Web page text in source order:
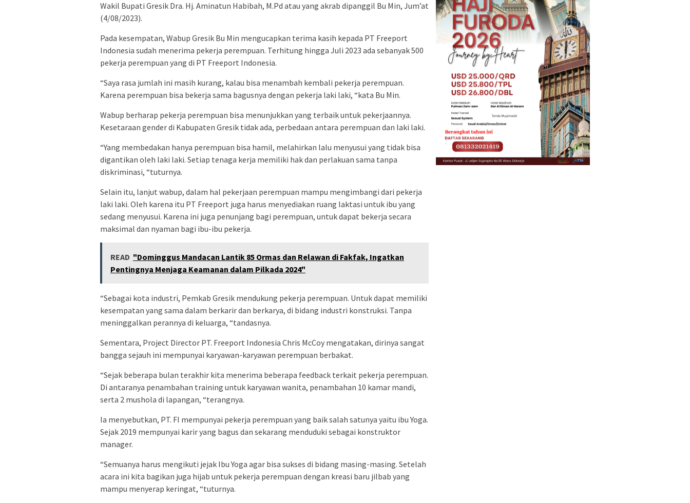
Wakil Bupati Gresik Dra. Hj. Aminatun Habibah, M.Pd atau yang akrab dipanggil Bu Min, Jum’at
(4/08/2023).
Pada kesempatan, Wabup Gresik Bu Min mengucapkan terima kasih kepada PT Freeport
Indonesia sudah menerima pekerja perempuan. Terhitung hingga Juli 2023 ada sebanyak 500
pekerja perempuan yang di PT Freeport Indonesia.
“Saya rasa jumlah ini masih kurang, kalau bisa menambah kembali pekerja perempuan.
Karena perempuan bisa bekerja sama bagusnya dengan pekerja laki laki, “kata Bu Min.
Wabup berharap pekerja perempuan bisa menunjukkan yang terbaik untuk pekerjaannya.
Kesetaraan gender di Kabupaten Gresik tidak ada, perbedaan antara perempuan dan laki laki.
“Yang membedakan hanya perempuan bisa hamil, melahirkan lalu menyusui yang tidak bisa
digantikan oleh laki laki. Setiap tenaga kerja memiliki hak dan perlakuan sama tanpa
diskriminasi, “tuturnya.
Selain itu, lanjut wabup, dalam hal pekerjaan perempuan mampu mengimbangi dari pekerja
laki laki. Oleh karena itu PT Freeport juga harus menyediakan ruang laktasi untuk ibu yang
sedang menyusui. Karena ini juga penunjang bagi perempuan, untuk dapat bekerja secara
maksimal dan nyaman bagi ibu-ibu pekerja.
READ "Dominggus Mandacan Lantik 85 Ormas dan Relawan di Fakfak, Ingatkan
Pentingnya Menjaga Keamanan dalam Pilkada 2024"
“Sebagai kota industri, Pemkab Gresik mendukung pekerja perempuan. Untuk dapat memiliki
kesempatan yang sama dalam berkarir dan berkarya, di bidang industri konstruksi. Tanpa
meninggalkan perannya di keluarga, “tandasnya.
Sementara, Project Director PT. Freeport Indonesia Chris McCoy mengatakan, dirinya sangat
bangga sejauh ini mempunyai karyawan-karyawan perempuan berbakat.
“Sejak beberapa bulan terakhir kita menerima beberapa feedback terkait pekerja perempuan.
Di antaranya penambahan training untuk karyawan wanita, penambahan 10 kamar mandi,
serta 2 mushola di lapangan, “terangnya.
Ia menyebutkan, PT. FI mempunyai pekerja perempuan yang baik salah satunya yaitu ibu Yoga.
Sejak 2019 mempunyai karir yang bagus dan sekarang menduduki sebagai konstruktor
manager.
“Semuanya harus mengikuti jejak Ibu Yoga agar bisa sukses di bidang masing-masing. Setelah
acara ini kita bagikan juga hijab untuk pekerja perempuan dengan kreasi baru jilbab yang
mampu menyerap keringat, “tuturnya.